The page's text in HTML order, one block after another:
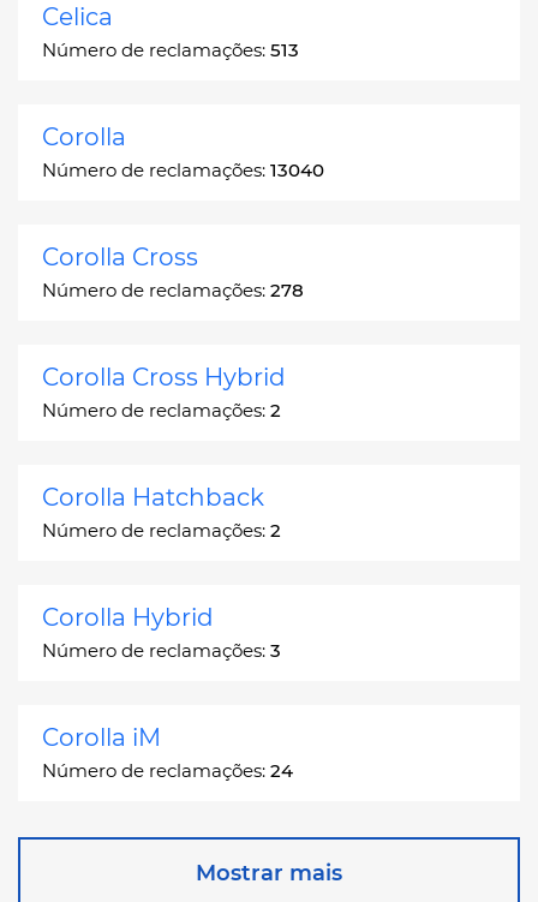
Celica
Número de reclamações: 513
Corolla
Número de reclamações: 13040
Corolla Cross
Número de reclamações: 278
Corolla Cross Hybrid
Número de reclamações: 2
Corolla Hatchback
Número de reclamações: 2
Corolla Hybrid
Número de reclamações: 3
Corolla iM
Número de reclamações: 24
Mostrar mais